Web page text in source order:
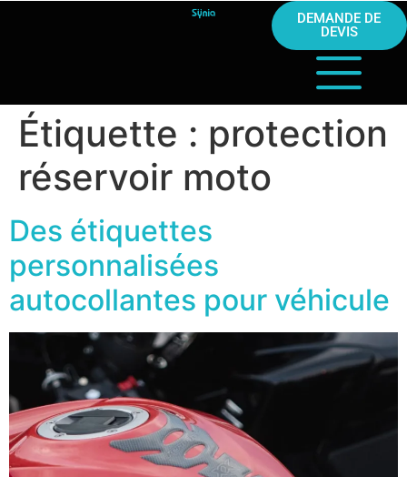
DEMANDE DE
DEVIS
Étiquette : protection
réservoir moto
Des étiquettes
personnalisées
autocollantes pour véhicule